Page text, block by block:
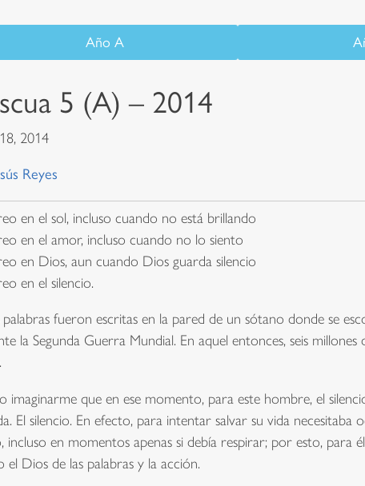
Año A
5 (A) – 2014
2014
Reyes
en el sol, incluso cuando no está brillando
en el amor, incluso cuando no lo siento
en Dios, aun cuando Dios guarda silencio
en el silencio.
palabras fueron escritas en la pared de un sótano donde se
la Segunda Guerra Mundial. En aquel entonces, seis
imaginarme que en ese momento, para este hombre, el
El silencio. En efecto, para intentar salvar su vida
incluso en momentos apenas si debía respirar; por esto,
el Dios de las palabras y la acción.